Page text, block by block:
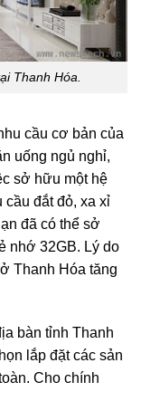
Thanh Hóa.
cầu cơ bản của
uống ngủ nghỉ,
sở hữu một hệ
cầu đắt đỏ, xa xỉ
đã có thể sở
nhớ 32GB. Lý do
Thanh Hóa tăng
bàn tỉnh Thanh
lắp đặt các sản
Cho chính